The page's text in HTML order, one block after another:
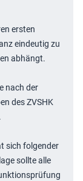
ersten
eindeutig zu
abhängt.
nach der
des ZVSHK
sich folgender
sollte alle